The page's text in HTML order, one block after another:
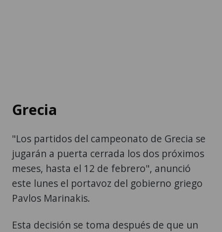
Grecia
"Los partidos del campeonato de Grecia se
jugarán a puerta cerrada los dos próximos
meses, hasta el 12 de febrero", anunció
este lunes el portavoz del gobierno griego
Pavlos Marinakis.
Esta decisión se toma después de que un